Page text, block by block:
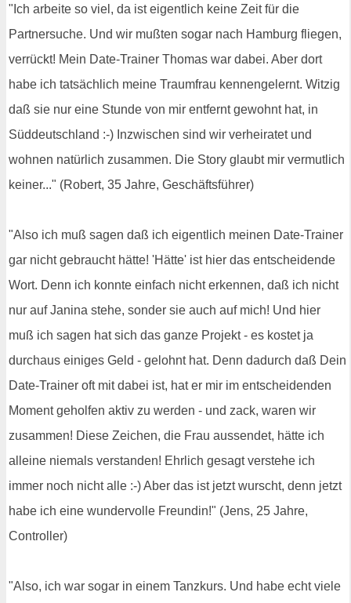
"Ich arbeite so viel, da ist eigentlich keine Zeit für die
Partnersuche. Und wir mußten sogar nach Hamburg fliegen,
verrückt! Mein Date-Trainer Thomas war dabei. Aber dort
habe ich tatsächlich meine Traumfrau kennengelernt. Witzig
daß sie nur eine Stunde von mir entfernt gewohnt hat, in
Süddeutschland :-) Inzwischen sind wir verheiratet und
wohnen natürlich zusammen. Die Story glaubt mir vermutlich
keiner..." (Robert, 35 Jahre, Geschäftsführer)
"Also ich muß sagen daß ich eigentlich meinen Date-Trainer
gar nicht gebraucht hätte! 'Hätte' ist hier das entscheidende
Wort. Denn ich konnte einfach nicht erkennen, daß ich nicht
nur auf Janina stehe, sonder sie auch auf mich! Und hier
muß ich sagen hat sich das ganze Projekt - es kostet ja
durchaus einiges Geld - gelohnt hat. Denn dadurch daß Dein
Date-Trainer oft mit dabei ist, hat er mir im entscheidenden
Moment geholfen aktiv zu werden - und zack, waren wir
zusammen! Diese Zeichen, die Frau aussendet, hätte ich
alleine niemals verstanden! Ehrlich gesagt verstehe ich
immer noch nicht alle :-) Aber das ist jetzt wurscht, denn jetzt
habe ich eine wundervolle Freundin!" (Jens, 25 Jahre,
Controller)
"Also, ich war sogar in einem Tanzkurs. Und habe echt viele